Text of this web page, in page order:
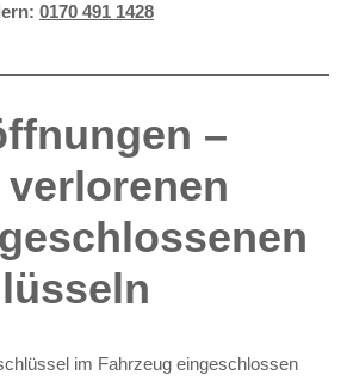
0170 491 1428
–
im Fahrzeug eingeschlossen